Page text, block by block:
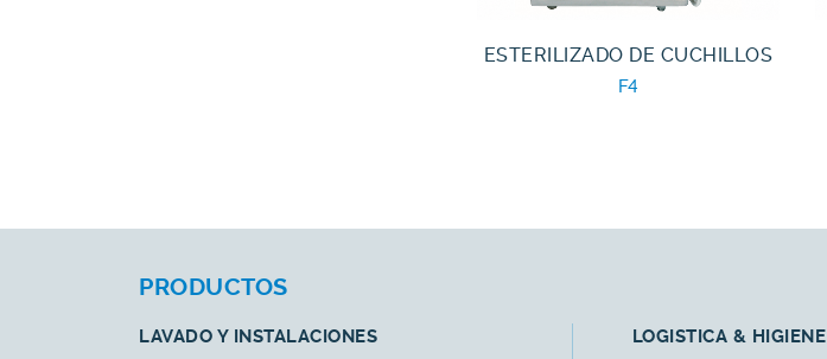
ESTERILIZADO DE CUCHILLOS
F4
PRODUCTOS
LAVADO Y INSTALACIONES LOGISTICA & HIGIENE